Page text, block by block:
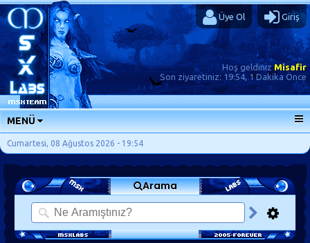
Üye Ol Giriş
Hoş geldinizMisafir
Son ziyaretiniz: 19:54, 1 Dakika Önce
MENÜ
ANA SAYFA
FORUMLAR
SORU-CEVAP
GÜNLÜKLER
SON MESAJLAR
Cumartesi, 08 Ağustos 2026 - 19:54
Arama